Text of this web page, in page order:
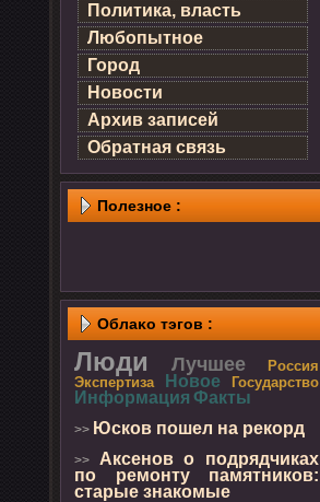
Политика, власть
Любопытное
Город
Новости
Архив записей
Обратная связь
Полезнοе :
Облаκо тэгов :
Люди Лучшее
Россия
Экспертиза
Новое Государство
Информация Факты
>> Юсков пошел на рекорд
>> Аксенов о подрядчиках
по ремонту памятников:
старые знакомые